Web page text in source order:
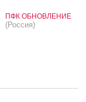
ПФК ОБНОВЛЕНИЕ
(Россия)